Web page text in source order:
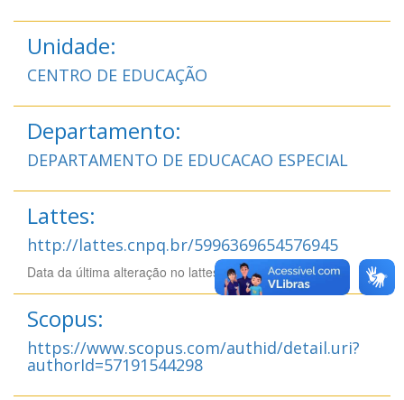
Unidade:
CENTRO DE EDUCAÇÃO
Departamento:
DEPARTAMENTO DE EDUCACAO ESPECIAL
Lattes:
http://lattes.cnpq.br/5996369654576945
Data da última alteração no lattes: 28/02/2026 12:02
Scopus:
https://www.scopus.com/authid/detail.uri?
authorId=57191544298